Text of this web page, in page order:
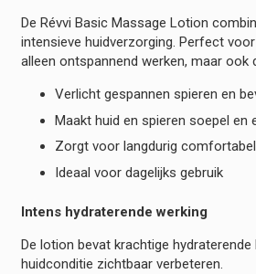
De Révvi Basic Massage Lotion
intensieve huidverzorging. Perfect
alleen ontspannend werken, maar ook
Verlicht gespannen spieren en
Maakt huid en spieren soepel en
Zorgt voor langdurig
Ideaal voor dagelijks gebruik
Intens hydraterende werking
De lotion bevat krachtige hydraterende
huidconditie zichtbaar verbeteren.